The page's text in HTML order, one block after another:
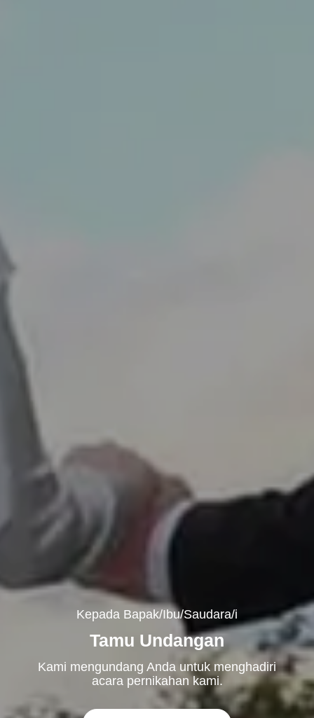
Kepada Bapak/Ibu/Saudara/i
Tamu Undangan
Kami mengundang Anda untuk menghadiri
acara pernikahan kami.